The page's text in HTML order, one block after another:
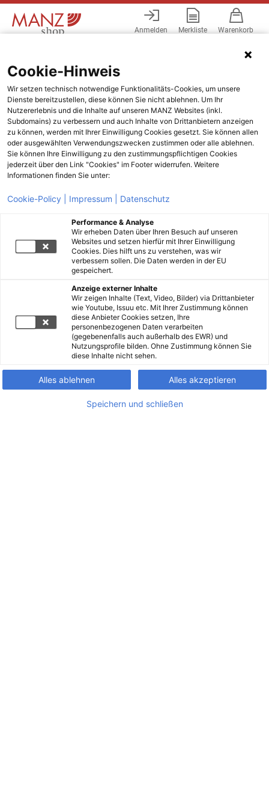
Anmelden Merkliste Warenkorb
Cookie-Hinweis
Wir setzen technisch notwendige Funktionalitäts-Cookies, um unsere
Dienste bereitzustellen, diese können Sie nicht ablehnen. Um Ihr
Nutzererlebnis und die Inhalte auf unseren MANZ Websites (inkl.
Subdomains) zu verbessern und auch Inhalte von Drittanbietern anzeigen
zu können, werden mit Ihrer Einwilligung Cookies gesetzt. Sie können allen
oder ausgewählten Verwendungszwecken zustimmen oder alle ablehnen.
Sie können Ihre Einwilligung zu den zustimmungspflichtigen Cookies
jederzeit über den Link "Cookies" im Footer widerrufen. Weitere
Informationen finden Sie unter:
Cookie-Policy | Impressum | Datenschutz
Performance & Analyse
Wir erheben Daten über Ihren Besuch auf unseren
Websites und setzen hierfür mit Ihrer Einwilligung
Cookies. Dies hilft uns zu verstehen, was wir
verbessern sollen. Die Daten werden in der EU
gespeichert.
Anzeige externer Inhalte
Wir zeigen Inhalte (Text, Video, Bilder) via Drittanbieter
wie Youtube, Issuu etc. Mit Ihrer Zustimmung können
diese Anbieter Cookies setzen, Ihre
personenbezogenen Daten verarbeiten
(gegebenenfalls auch außerhalb des EWR) und
Nutzungsprofile bilden. Ohne Zustimmung können Sie
diese Inhalte nicht sehen.
Alles ablehnen Alles akzeptieren
Speichern und schließen